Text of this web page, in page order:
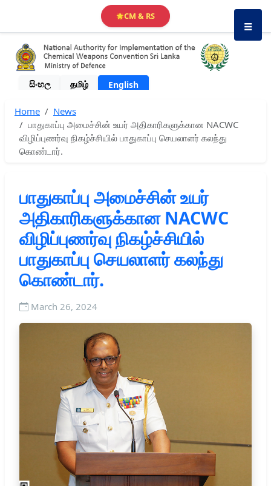
සිංහල தமிழ் English
☰
🌟CM & RS
Home
News
பாதுகாப்பு அமைச்சின் உயர் அதிகாரிகளுக்கான NACWC
விழிப்புணர்வு நிகழ்ச்சியில் பாதுகாப்பு செயலாளர் கலந்து
கொண்டார்.
பாதுகாப்பு அமைச்சின் உயர்
அதிகாரிகளுக்கான NACWC
விழிப்புணர்வு நிகழ்ச்சியில்
பாதுகாப்பு செயலாளர் கலந்து
கொண்டார்.
March 26, 2024